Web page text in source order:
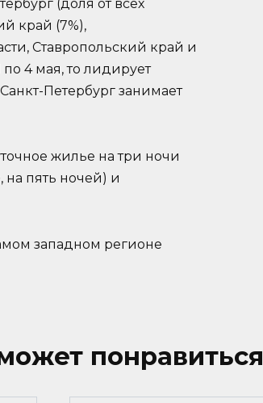
(доля от всех
край (7%),
Ставропольский край и
по 4 мая, то лидирует
Петербург занимает
жилье на три ночи
пять ночей) и
западном регионе
понравиться